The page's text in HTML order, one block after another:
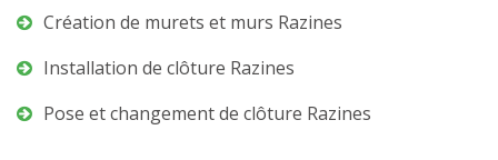
Création de murets et murs Razines
Installation de clôture Razines
Pose et changement de clôture Razines